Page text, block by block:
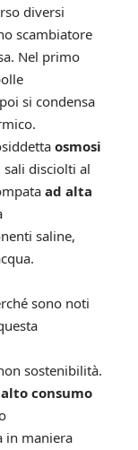
diversi
scambiatore
Nel primo
si condensa
osmosi
sali disciolti al
ad alta
saline,
sono noti
sostenibilità.
consumo
in maniera